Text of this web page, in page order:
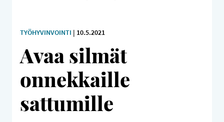
TYÖHYVINVOINTI | 10.5.2021
Avaa silmät
onnekkaille
sattumille